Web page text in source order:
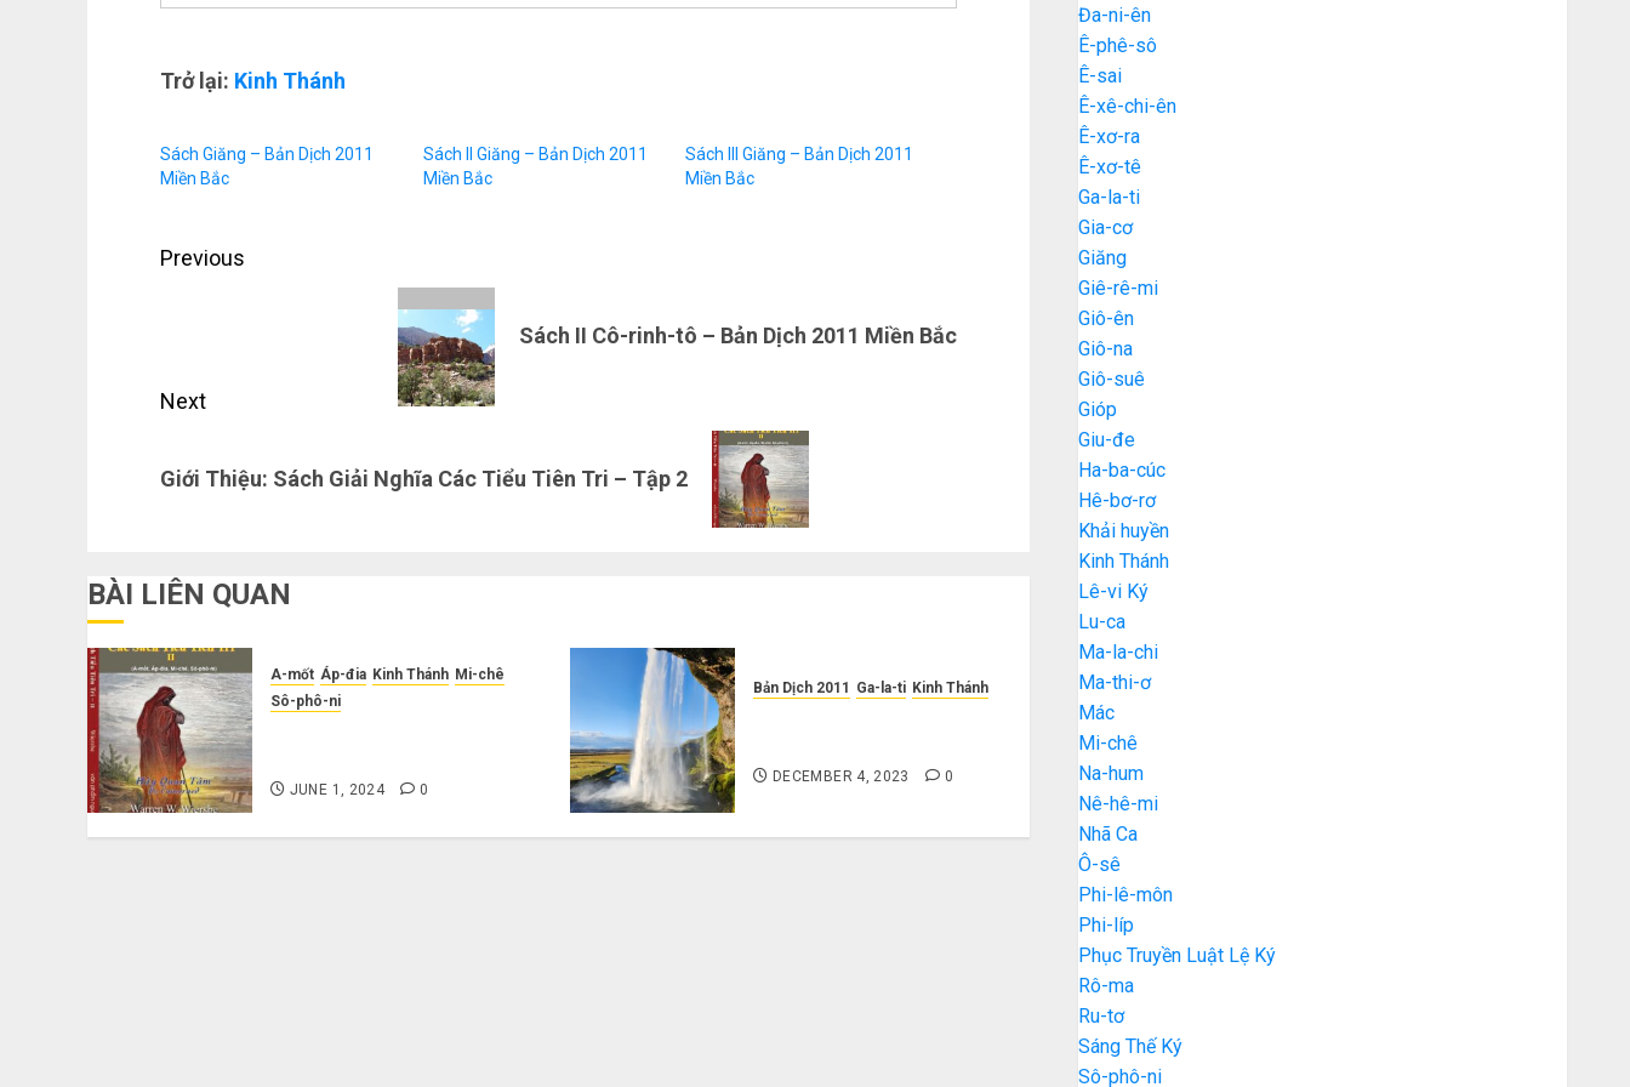
Trở lại: Kinh Thánh
Sách Giăng – Bản Dịch 2011
Miền Bắc
Sách II Giăng – Bản Dịch 2011
Miền Bắc
Sách III Giăng – Bản Dịch 2011
Miền Bắc
Post
Previous
Sách II Cô-rinh-tô – Bản Dịch 2011 Miền Bắc
Next
post:
Giới Thiệu: Sách Giải Nghĩa Các Tiểu Tiên Tri – Tập 2
BÀI LIÊN QUAN
A-mốt Áp-đia Kinh Thánh Mi-chê
Sô-phô-ni
JUNE 1, 2024 0
Bản Dịch 2011 Ga-la-ti Kinh Thánh
DECEMBER 4, 2023 0
Đa-ni-ên
Ê-phê-sô
Ê-sai
Ê-xê-chi-ên
Ê-xơ-ra
Ê-xơ-tê
Ga-la-ti
Gia-cơ
Giăng
Giê-rê-mi
Giô-ên
Giô-na
Giô-suê
Gióp
Giu-đe
Ha-ba-cúc
Hê-bơ-rơ
Khải huyền
Kinh Thánh
Lê-vi Ký
Lu-ca
Ma-la-chi
Ma-thi-ơ
Mác
Mi-chê
Na-hum
Nê-hê-mi
Nhã Ca
Ô-sê
Phi-lê-môn
Phi-líp
Phục Truyền Luật Lệ Ký
Rô-ma
Ru-tơ
Sáng Thế Ký
Sô-phô-ni